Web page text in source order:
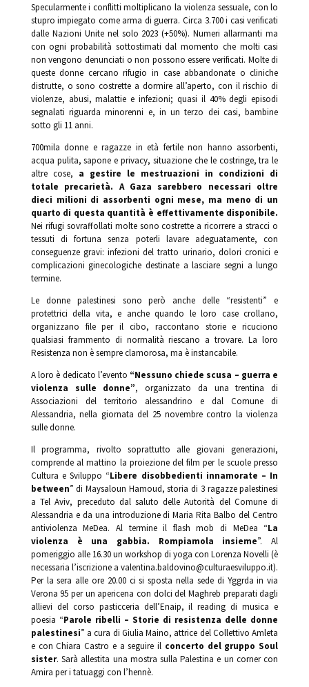
Specularmente i conflitti moltiplicano la violenza sessuale, con lo
stupro impiegato come arma di guerra. Circa 3.700 i casi verificati
dalle Nazioni Unite nel solo 2023 (+50%). Numeri allarmanti ma
con ogni probabilità sottostimati dal momento che molti casi
non vengono denunciati o non possono essere verificati. Molte di
queste donne cercano rifugio in case abbandonate o cliniche
distrutte, o sono costrette a dormire all’aperto, con il rischio di
violenze, abusi, malattie e infezioni; quasi il 40% degli episodi
segnalati riguarda minorenni e, in un terzo dei casi, bambine
sotto gli 11 anni.
700mila donne e ragazze in età fertile non hanno assorbenti,
acqua pulita, sapone e privacy, situazione che le costringe, tra le
altre cose, a gestire le mestruazioni in condizioni di
totale precarietà. A Gaza sarebbero necessari oltre
dieci milioni di assorbenti ogni mese, ma meno di un
quarto di questa quantità è effettivamente disponibile.
Nei rifugi sovraffollati molte sono costrette a ricorrere a stracci o
tessuti di fortuna senza poterli lavare adeguatamente, con
conseguenze gravi: infezioni del tratto urinario, dolori cronici e
complicazioni ginecologiche destinate a lasciare segni a lungo
termine.
Le donne palestinesi sono però anche delle “resistenti” e
protettrici della vita, e anche quando le loro case crollano,
organizzano file per il cibo, raccontano storie e ricuciono
qualsiasi frammento di normalità riescano a trovare. La loro
Resistenza non è sempre clamorosa, ma è instancabile.
A loro è dedicato l’evento “Nessuno chiede scusa – guerra e
violenza sulle donne”, organizzato da una trentina di
Associazioni del territorio alessandrino e dal Comune di
Alessandria, nella giornata del 25 novembre contro la violenza
sulle donne.
Il programma, rivolto soprattutto alle giovani generazioni,
comprende al mattino la proiezione del film per le scuole presso
Cultura e Sviluppo “Libere disobbedienti innamorate – In
between” di Maysaloun Hamoud, storia di 3 ragazze palestinesi
a Tel Aviv, preceduto dal saluto delle Autorità del Comune di
Alessandria e da una introduzione di Maria Rita Balbo del Centro
antiviolenza MeDea. Al termine il flash mob di MeDea “La
violenza è una gabbia. Rompiamola insieme”. Al
pomeriggio alle 16.30 un workshop di yoga con Lorenza Novelli (è
necessaria l’iscrizione a valentina.baldovino@culturaesviluppo.it).
Per la sera alle ore 20.00 ci si sposta nella sede di Yggrda in via
Verona 95 per un apericena con dolci del Maghreb preparati dagli
allievi del corso pasticceria dell’Enaip, il reading di musica e
poesia “Parole ribelli – Storie di resistenza delle donne
palestinesi” a cura di Giulia Maino, attrice del Collettivo Amleta
e con Chiara Castro e a seguire il concerto del gruppo Soul
sister. Sarà allestita una mostra sulla Palestina e un corner con
Amira per i tatuaggi con l’hennè.